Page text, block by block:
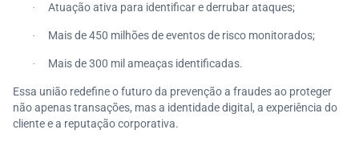
· Atuação ativa para identificar e derrubar ataques;
· Mais de 450 milhões de eventos de risco monitorados;
· Mais de 300 mil ameaças identificadas.
Essa união redefine o futuro da prevenção a fraudes ao proteger
não apenas transações, mas a identidade digital, a experiência do
cliente e a reputação corporativa.